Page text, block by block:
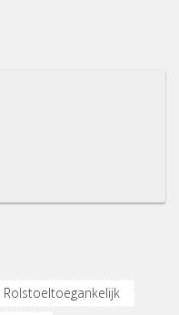
Rolstoeltoegankelijk